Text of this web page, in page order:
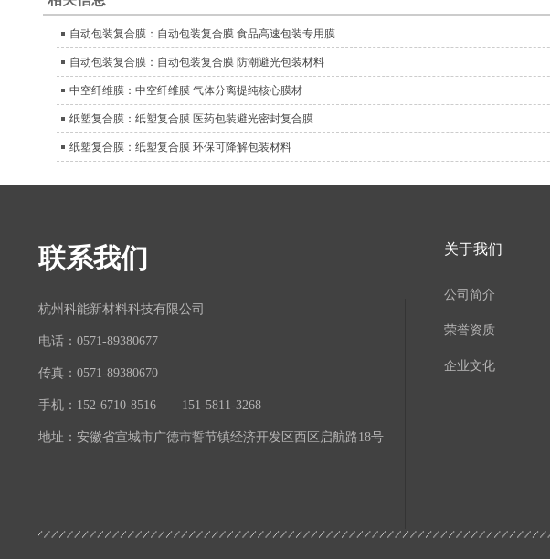
自动包装复合膜：自动包装复合膜 食品高速包装专用膜
自动包装复合膜：自动包装复合膜 防潮避光包装材料
中空纤维膜：中空纤维膜 气体分离提纯核心膜材
纸塑复合膜：纸塑复合膜 医药包装避光密封复合膜
纸塑复合膜：纸塑复合膜 环保可降解包装材料
关于我们
公司简介
荣誉资质
企业文化
联系我们
杭州科能新材料科技有限公司
电话：0571-89380677
传真：0571-89380670
手机：152-6710-8516 151-5811-3268
地址：安徽省宣城市广德市誓节镇经济开发区西区启航路18号